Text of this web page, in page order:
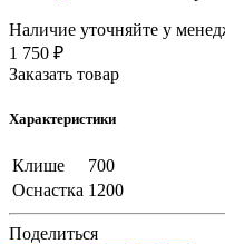
Наличие уточняйте у
1 750 ₽
Заказать товар
Характеристики
Клише
700
Оснастка 1200
Поделиться